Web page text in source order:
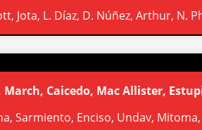
Jota, L. Díaz, D. Núñez, Arthur, N.
Caicedo, Mac Allister,
Sarmiento, Enciso, Undav,